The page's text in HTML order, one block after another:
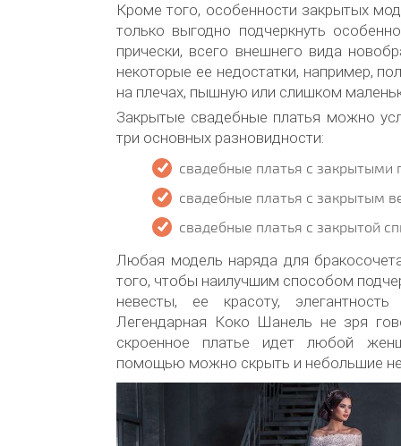
Кроме того, особенности закрытых
только выгодно подчеркнуть
прически, всего внешнего вида
некоторые ее недостатки, например,
на плечах, пышную или слишком
Закрытые свадебные платья можно
три основных разновидности:
свадебные платья с закрытыми
свадебные платья с закрытым
свадебные платья с закрытой
Любая модель наряда для
того, чтобы наилучшим способом
невесты, ее красоту,
Легендарная Коко Шанель не зря
скроенное платье идет любой
помощью можно скрыть и небольшие